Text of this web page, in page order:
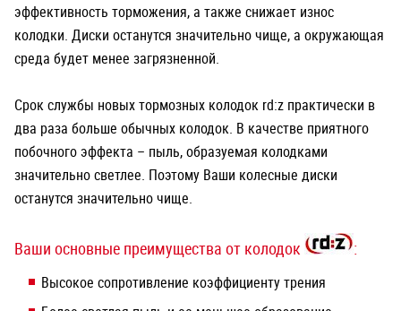
эффективность торможения, а также снижает износ
колодки. Диски останутся значительно чище, а окружающая
среда будет менее загрязненной.
Срок службы новых тормозных колодок rd:z практически в
два раза больше обычных колодок. В качестве приятного
побочного эффекта – пыль, образуемая колодками
значительно светлее. Поэтому Ваши колесные диски
останутся значительно чище.
Ваши основные преимущества от колодок :
Высокое сопротивление коэффициенту трения